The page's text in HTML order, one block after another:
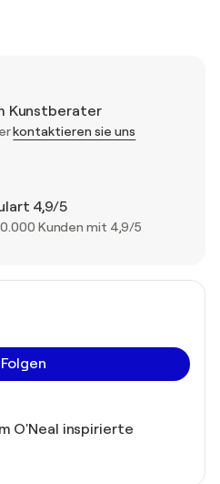
Kunstberater
kontaktieren sie uns
4,9/5
Kunden mit 4,9/5
Folgen
O'Neal inspirierte